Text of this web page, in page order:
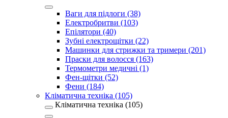
Ваги для підлоги (38)
Електробритви (103)
Епілятори (40)
Зубні електрощітки (22)
Машинки для стрижки та тримери (201)
Праски для волосся (163)
Термометри медичні (1)
Фен-щітки (52)
Фени (184)
Кліматична техніка (105)
Кліматична техніка (105)